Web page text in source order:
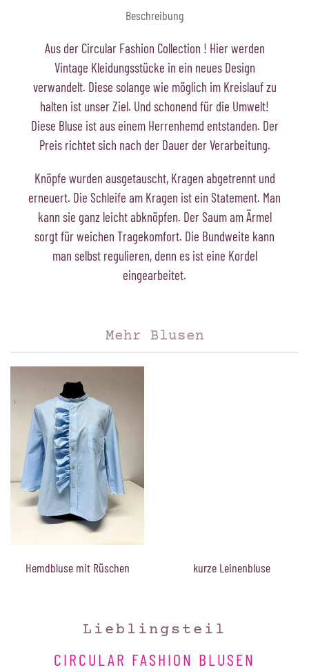
Beschreibung
Aus der Circular Fashion Collection ! Hier werden
Vintage Kleidungsstücke in ein neues Design
verwandelt. Diese solange wie möglich im Kreislauf zu
halten ist unser Ziel. Und schonend für die Umwelt!
Diese Bluse ist aus einem Herrenhemd entstanden. Der
Preis richtet sich nach der Dauer der Verarbeitung.
Knöpfe wurden ausgetauscht, Kragen abgetrennt und
erneuert. Die Schleife am Kragen ist ein Statement. Man
kann sie ganz leicht abknöpfen. Der Saum am Ärmel
sorgt für weichen Tragekomfort. Die Bundweite kann
man selbst regulieren, denn es ist eine Kordel
eingearbeitet.
Mehr Blusen
Hemdbluse mit Rüschen kurze Leinenbluse
Lieblingsteil
CIRCULAR FASHION BLUSEN